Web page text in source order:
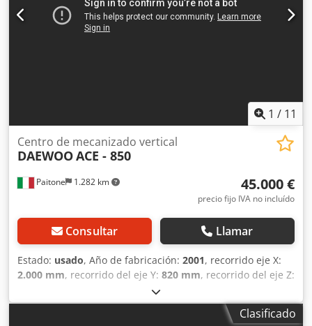
un contrapunto. Tiene un eje C y un portabrocas
motorizado. CNC Fanuc Serie i.
1 / 11
Paitone 1.282 km
Centro de mecanizado vertical
DAEWOOACE - 850
45.000 €
precio fijo IVA no incluído
Consultar Llamar
Estado: usado, Año de fabricación: 2001, recorrido eje X:
2.000 mm, recorrido del eje Y: 820 mm, recorrido del eje Z:
, CENTRO DE MECANIZADO DAEWOO ACE V - 850
CNC FANUC 18 - M DIMENSIONES DE LA MESA: 2.000 mm x
800 mm RECORRIDOS: X: 2.000 mm Y: 820 mm Z: 850 mm
Clasificado